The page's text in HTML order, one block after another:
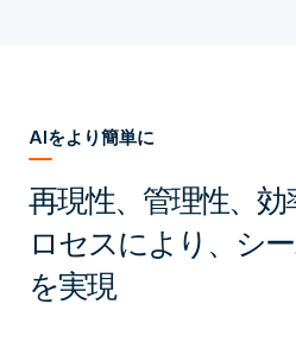
AIをより簡単に
再現性、管理性、
ロセスにより、シ
を実現